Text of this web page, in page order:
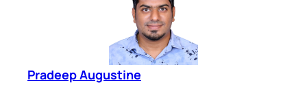
Pradeep Augustine